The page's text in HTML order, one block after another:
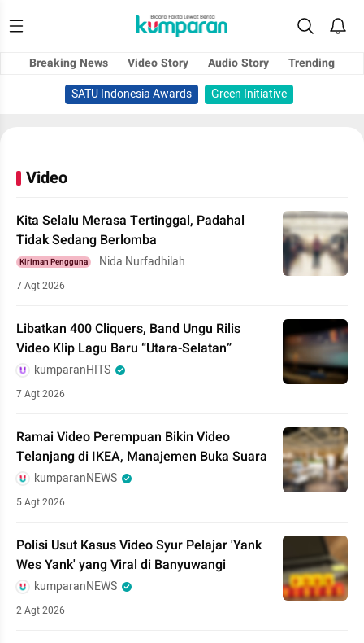
Breaking News Video Story Audio Story
Trending
SATU Indonesia Awards
Green Initiative
Video
Kita Selalu Merasa Tertinggal, Padahal
Tidak Sedang Berlomba
Kiriman Pengguna Nida Nurfadhilah
7 Agt 2026
Libatkan 400 Cliquers, Band Ungu Rilis
Video Klip Lagu Baru “Utara-Selatan”
kumparanHITS
7 Agt 2026
Ramai Video Perempuan Bikin Video
Telanjang di IKEA, Manajemen Buka Suara
kumparanNEWS
5 Agt 2026
Polisi Usut Kasus Video Syur Pelajar 'Yank
Wes Yank' yang Viral di Banyuwangi
kumparanNEWS
2 Agt 2026